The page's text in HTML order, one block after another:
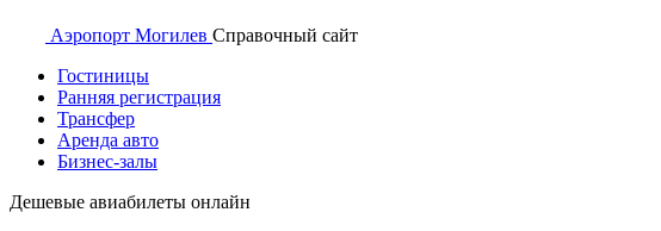
Аэропорт Могилев Справочный сайт
Гостиницы
Ранняя регистрация
Трансфер
Аренда авто
Бизнес-залы
Дешевые авиабилеты онлайн